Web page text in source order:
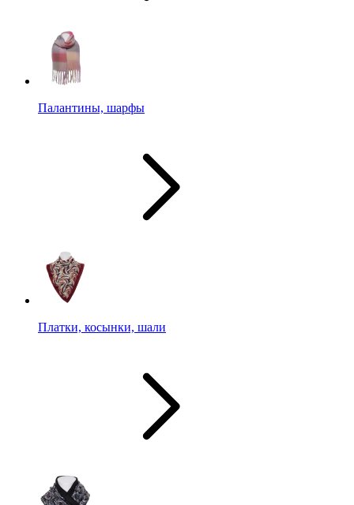
Палантины, шарфы
Платки, косынки, шали